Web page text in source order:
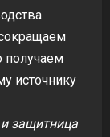
получаем
источнику
защитница